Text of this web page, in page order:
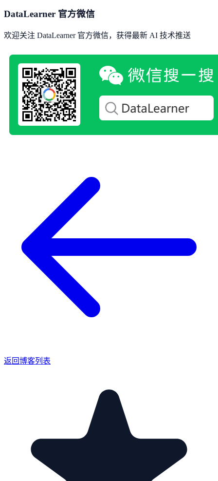
DataLearner 官方微信
欢迎关注 DataLearner 官方微信，获得最新 AI 技术推送
返回博客列表